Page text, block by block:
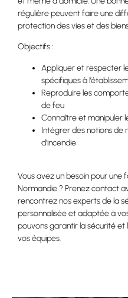
régulière peuvent faire une
protection des vies et des
Objectifs :
Appliquer et respecter
spécifiques à
Reproduire les
de feu
Connaître et manipuler
Intégrer des notions de
d’incendie
Vous avez un besoin pour une
Normandie ? Prenez contact
rencontrez nos experts de la
personnalisée et adaptée à
pouvons garantir la sécurité
vos équipes.